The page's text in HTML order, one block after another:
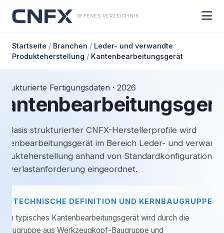
OFFENES VERZEICHNIS
Startseite / Branchen / Leder- und verwandte
Produkteherstellung / Kantenbearbeitungsgerät
Fertigungsdaten · 2026
Basis strukturierter CNFX-Herstellerprofile wird
im Bereich Leder- und
anhand von Standardkonfiguration
eingeordnet.
TECHNISCHE DEFINITION UND KERNBAUGRUPPE
Ein typisches Kantenbearbeitungsgerät wird durch die
Baugruppe aus Werkzeugkopf-Baugruppe und